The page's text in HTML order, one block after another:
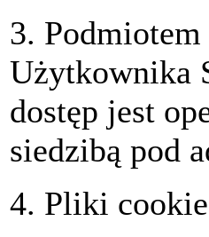
3.
Użytkownika
dostęp jest
siedzibą pod
4. Pliki